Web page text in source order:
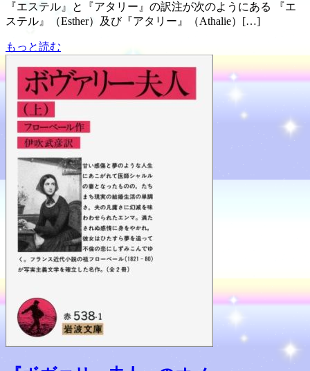
『エステル』と『アタリー』の訳注が次のようにある 『エ
ステル』（Esther）及び『アタリー』（Athalie）[…]
もっと読む